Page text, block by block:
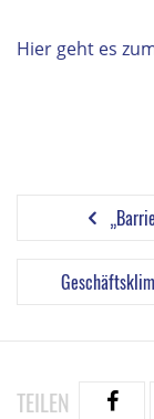
Hier geht es
TEILEN